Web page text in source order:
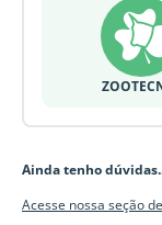
Ainda tenho
Acesse nossa seção